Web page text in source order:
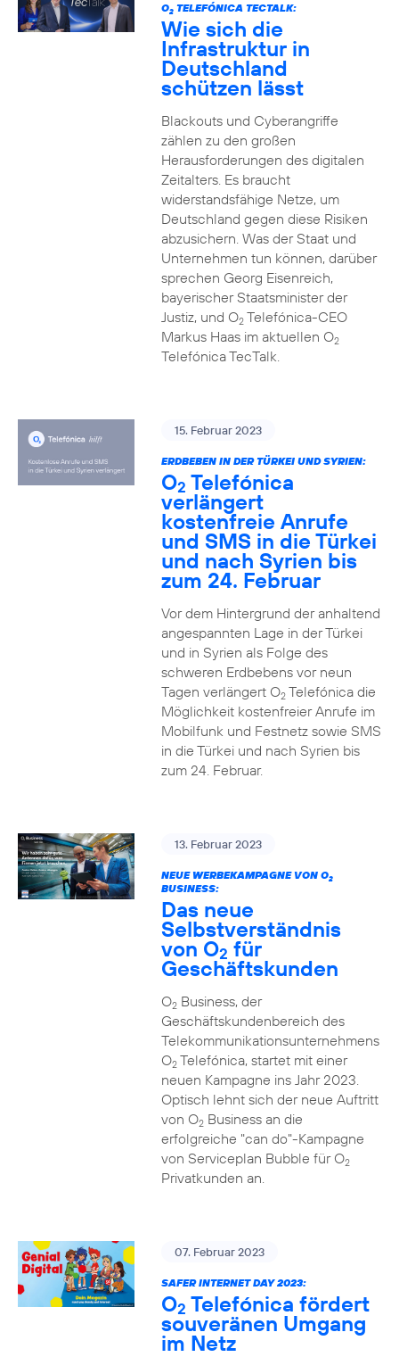
O2TELEFÓNICA TECTALK:
Wie sich die
Infrastruktur in
Deutschland
schützen lässt
Blackouts und Cyberangriffe
zählen zu den großen
Herausforderungen des digitalen
Zeitalters. Es braucht
widerstandsfähige Netze, um
Deutschland gegen diese Risiken
abzusichern. Was der Staat und
Unternehmen tun können, darüber
sprechen Georg Eisenreich,
bayerischer Staatsminister der
Justiz, und O2Telefónica-CEO
Markus Haas im aktuellen O2
Telefónica TecTalk.
15. Februar 2023
ERDBEBEN IN DER TÜRKEI UND SYRIEN:
O2 Telefónica
verlängert
kostenfreie Anrufe
und SMS in die Türkei
und nach Syrien bis
zum 24. Februar
Vor dem Hintergrund der anhaltend
angespannten Lage in der Türkei
und in Syrien als Folge des
schweren Erdbebens vor neun
Tagen verlängert O2Telefónica die
Möglichkeit kostenfreier Anrufe im
Mobilfunk und Festnetz sowie SMS
in die Türkei und nach Syrien bis
zum 24. Februar.
13. Februar 2023
NEUE WERBEKAMPAGNE VON O2
BUSINESS:
Das neue
Selbstverständnis
von O2 für
Geschäftskunden
O2Business, der
Geschäftskundenbereich des
Telekommunikationsunternehmens
O2Telefónica, startet mit einer
neuen Kampagne ins Jahr 2023.
Optisch lehnt sich der neue Auftritt
von O2Business an die
erfolgreiche "can do"-Kampagne
von Serviceplan Bubble für O2
Privatkunden an.
07. Februar 2023
SAFER INTERNET DAY 2023:
O2 Telefónica fördert
souveränen Umgang
im Netz